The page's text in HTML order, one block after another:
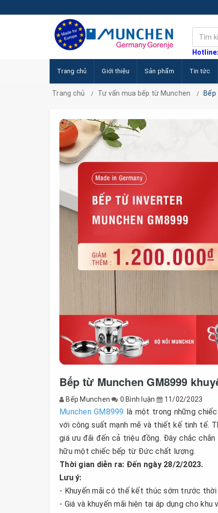
Trang chủ Giới thiệu Sản phẩm Tin tức
Trang chủ Tư vấn mua bếp từ Munchen Bếp
Bếp từ Munchen GM8999
Bếp Munchen 0 Bình luận 11/02/2023
Munchen GM8999 là một trong những
với công suất mạnh mẽ và thiết kế tinh tế.
giá ưu đãi đến cả triệu đồng. Đây chắc
hữu một chiếc bếp từ Đức chất lượng.
Thời gian diễn ra: Đến ngày 28/2/2023.
Lưu ý:
- Khuyến mãi có thế kết thúc sớm trước thời
- Giá và khuyến mãi hiện tại áp dụng cho